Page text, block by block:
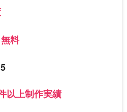
無料
以上制作実績